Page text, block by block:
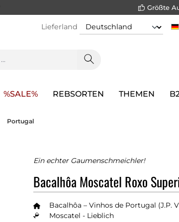
Größte
Lieferland
%SALE% REBSORTEN THEMEN
Portugal
Ein echter Gaumenschmeichler!
Bacalhôa Moscatel Roxo
Bacalhôa – Vinhos de Portugal (J.P.
Moscatel - Lieblich